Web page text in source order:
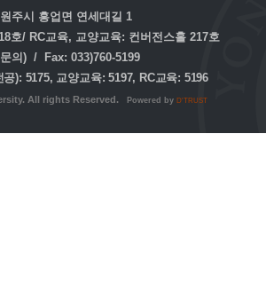
주시 흥업면 연세대길 1
호/ RC교육, 교양교육: 컨버전스홀 217호
의) / Fax: 033)760-5199
): 5175, 교양교육: 5197, RC교육: 5196
All rights Reserved. Powered by D'TRUST